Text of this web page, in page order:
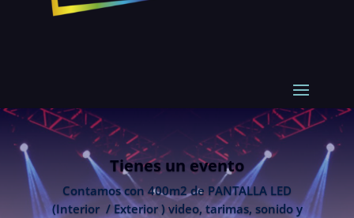
Tienes un evento
Contamos con 400m2 de PANTALLA LED
(Interior / Exterior ) video, tarimas, sonido y